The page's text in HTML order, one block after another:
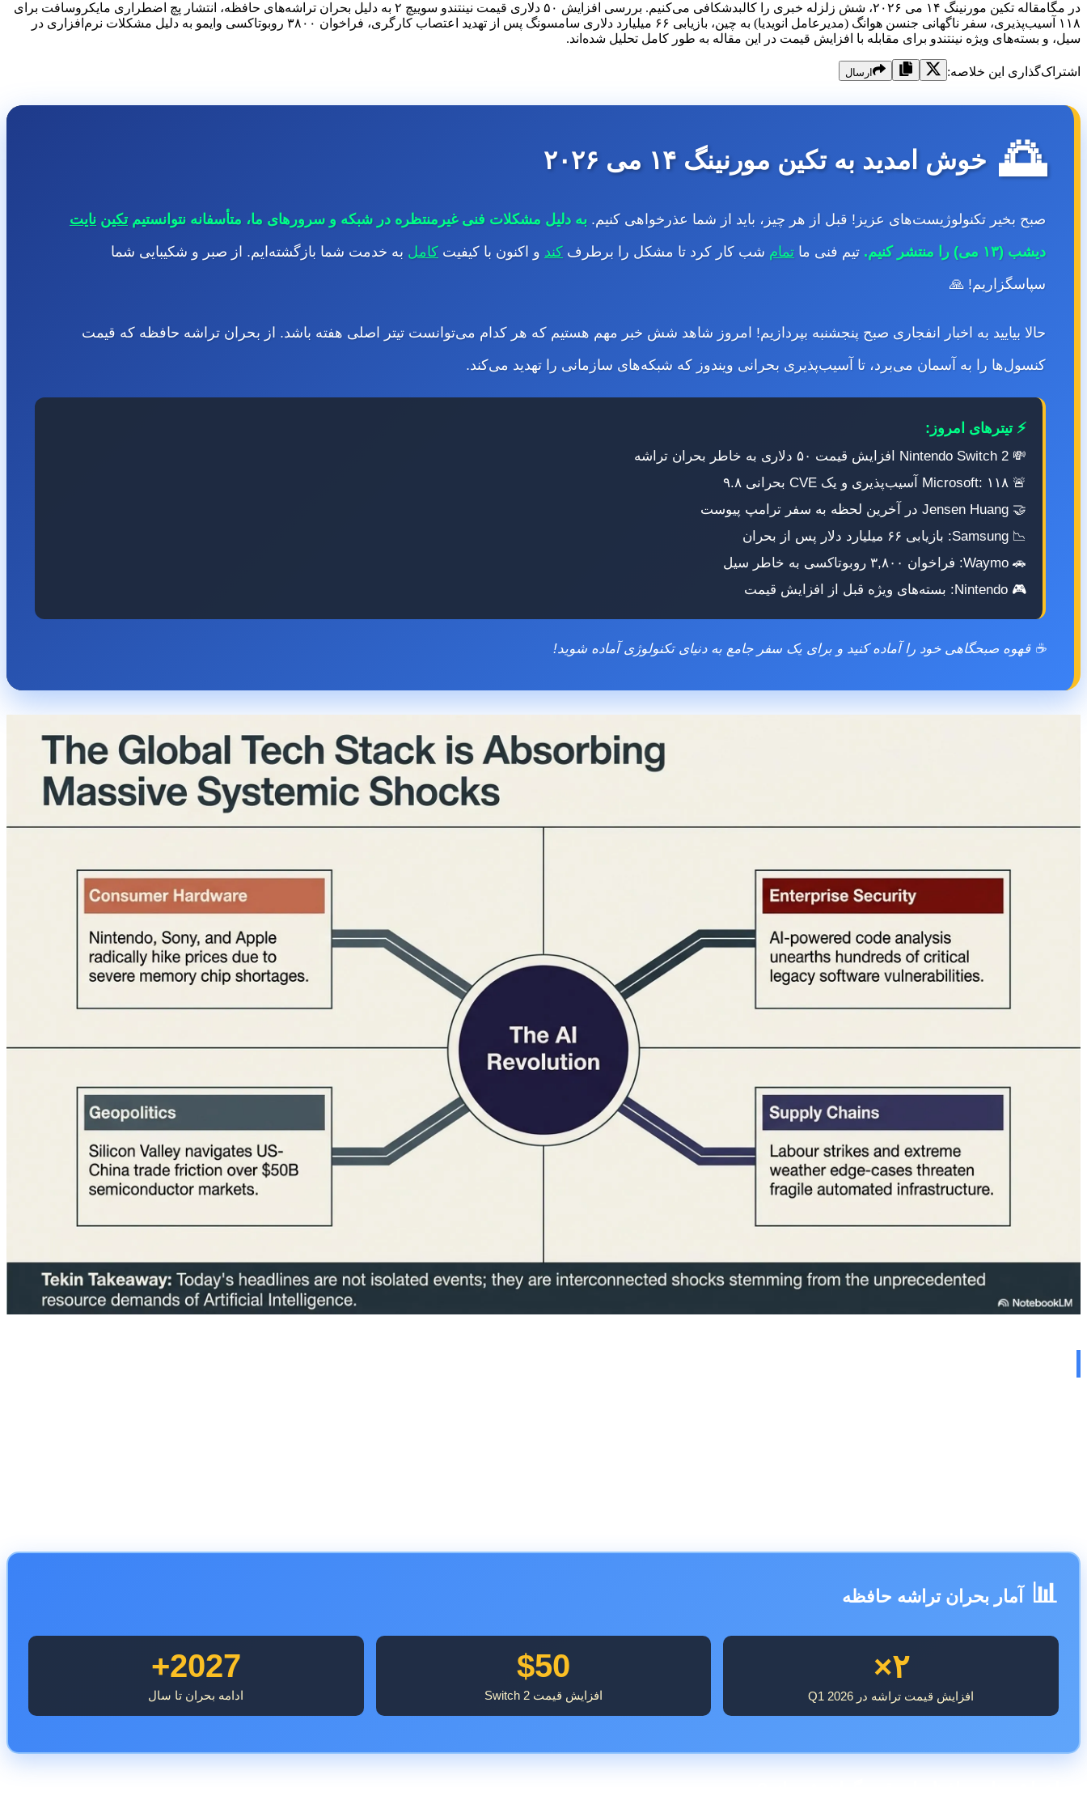
در مگامقاله تکین مورنینگ ۱۴ می ۲۰۲۶، شش زلزله خبری را کالبدشکافی می‌کنیم. بررسی افزایش ۵۰ دلاری قیمت نینتندو سوییچ ۲ به دلیل بحران تراشه‌های حافظه، انتشار پچ اضطراری مایکروسافت برای
۱۱۸ آسیب‌پذیری، سفر ناگهانی جنسن هوانگ (مدیرعامل انویدیا) به چین، بازیابی ۶۶ میلیارد دلاری سامسونگ پس از تهدید اعتصاب کارگری، فراخوان ۳۸۰۰ روبوتاکسی وایمو به دلیل مشکلات نرم‌افزاری در
سیل، و بسته‌های ویژه نینتندو برای مقابله با افزایش قیمت در این مقاله به طور کامل تحلیل شده‌اند.
اشتراک‌گذاری این خلاصه: ارسال
🌅 خوش امدید به تکین مورنینگ ۱۴ می ۲۰۲۶
صبح بخیر تکنولوژیست‌های عزیز! قبل از هر چیز، باید از شما عذرخواهی کنیم. به دلیل مشکلات فنی غیرمنتظره در شبکه و سرورهای ما، متأسفانه نتوانستیمتکین نایت
دیشب (۱۳ می) را منتشر کنیم.
تیم فنی ما تمام شب کار کرد تا مشکل را برطرف کند و اکنون با کیفیت کامل به خدمت شما بازگشته‌ایم. از صبر و شکیبایی شما
سپاسگزاریم! 🙏
حالا بیایید به اخبار انفجاری صبح پنجشنبه بپردازیم! امروز شاهد شش خبر مهم هستیم که هر کدام می‌توانست تیتر اصلی هفته باشد. از بحران تراشه حافظه که قیمت
کنسول‌ها را به آسمان می‌برد، تا آسیب‌پذیری بحرانی ویندوز که شبکه‌های سازمانی را تهدید می‌کند.
⚡ تیترهای امروز:
💸 Nintendo Switch 2 افزایش قیمت ۵۰ دلاری به خاطر بحران تراشه
🚨 Microsoft: ۱۱۸ آسیب‌پذیری و یک CVE بحرانی ۹.۸
🤝 Jensen Huang در آخرین لحظه به سفر ترامپ پیوست
📉 Samsung: بازیابی ۶۶ میلیارد دلار پس از بحران
🚗 Waymo: فراخوان ۳,۸۰۰ روبوتاکسی به خاطر سیل
🎮 Nintendo: بسته‌های ویژه قبل از افزایش قیمت
☕ قهوه صبحگاهی خود را آماده کنید و برای یک سفر جامع به دنیای تکنولوژی آماده شوید!
📊 آمار بحران تراشه حافظه
۲×
افزایش قیمت تراشه در Q1 2026
$50
افزایش قیمت Switch 2
2027+
ادامه بحران تا سال